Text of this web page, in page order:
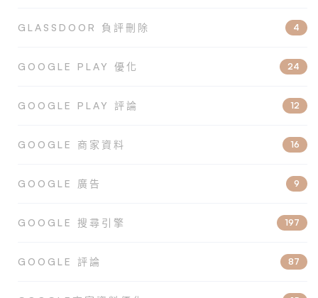
GLASSDOOR 負評刪除 4
GOOGLE PLAY 優化 24
GOOGLE PLAY 評論 12
GOOGLE 商家資料 16
GOOGLE 廣告 9
GOOGLE 搜尋引擎 197
GOOGLE 評論 87